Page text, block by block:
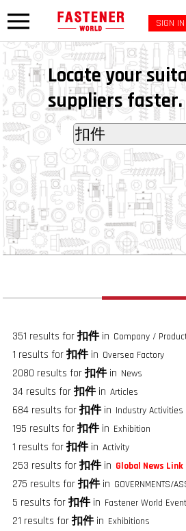
SIGN IN
Locate your
suppliers faster.
351 results for扣件in Company /
1 results for扣件in Oversea Factory
2080 results for扣件in News
34 results for扣件in Articles
684 results for扣件in Industry Activities
195 results for扣件in Exhibition
1 results for扣件in Activity
253 results for扣件in Global News Link
275 results for扣件in
5 results for扣件in Fastener World
21 results for扣件in Exhibitions